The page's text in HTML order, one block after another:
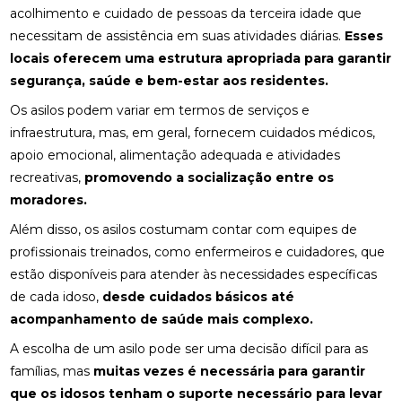
acolhimento e cuidado de pessoas da terceira idade que
necessitam de assistência em suas atividades diárias. Esses
locais oferecem uma estrutura apropriada para garantir
segurança, saúde e bem-estar aos residentes.
Os asilos podem variar em termos de serviços e
infraestrutura, mas, em geral, fornecem cuidados médicos,
apoio emocional, alimentação adequada e atividades
recreativas, promovendo a socialização entre os
moradores.
Além disso, os asilos costumam contar com equipes de
profissionais treinados, como enfermeiros e cuidadores, que
estão disponíveis para atender às necessidades específicas
de cada idoso, desde cuidados básicos até
acompanhamento de saúde mais complexo.
A escolha de um asilo pode ser uma decisão difícil para as
famílias, mas muitas vezes é necessária para garantir
que os idosos tenham o suporte necessário para levar